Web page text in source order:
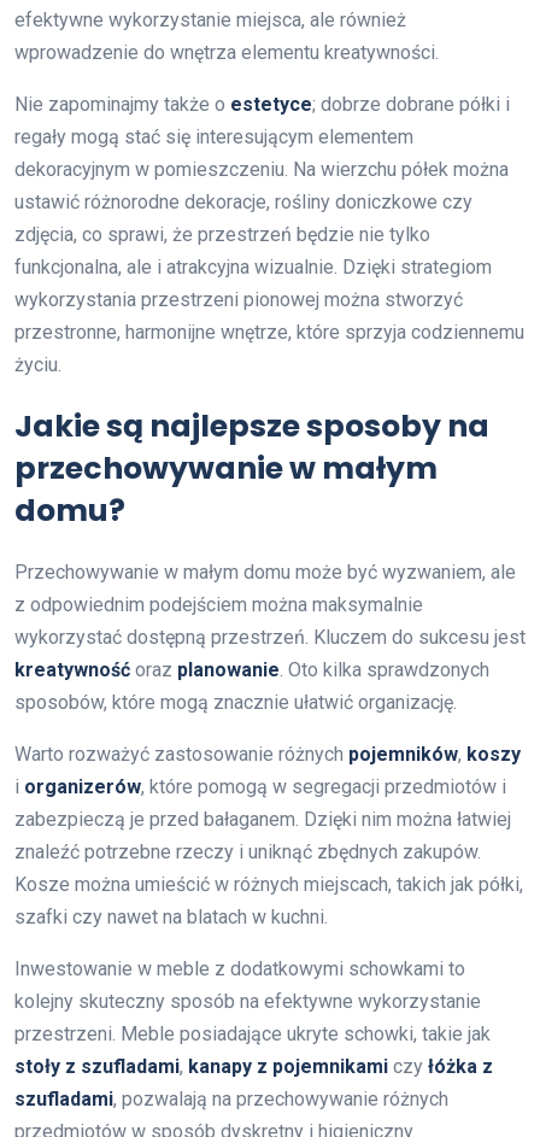
efektywne wykorzystanie miejsca, ale również
wprowadzenie do wnętrza elementu kreatywności.
Nie zapominajmy także o estetyce; dobrze dobrane półki i
regały mogą stać się interesującym elementem
dekoracyjnym w pomieszczeniu. Na wierzchu półek można
ustawić różnorodne dekoracje, rośliny doniczkowe czy
zdjęcia, co sprawi, że przestrzeń będzie nie tylko
funkcjonalna, ale i atrakcyjna wizualnie. Dzięki strategiom
wykorzystania przestrzeni pionowej można stworzyć
przestronne, harmonijne wnętrze, które sprzyja codziennemu
życiu.
Jakie są najlepsze sposoby na
przechowywanie w małym
domu?
Przechowywanie w małym domu może być wyzwaniem, ale
z odpowiednim podejściem można maksymalnie
wykorzystać dostępną przestrzeń. Kluczem do sukcesu jest
kreatywność oraz planowanie . Oto kilka sprawdzonych
sposobów, które mogą znacznie ułatwić organizację.
Warto rozważyć zastosowanie różnych pojemników, koszy
i organizerów, które pomogą w segregacji przedmiotów i
zabezpieczą je przed bałaganem. Dzięki nim można łatwiej
znaleźć potrzebne rzeczy i uniknąć zbędnych zakupów.
Kosze można umieścić w różnych miejscach, takich jak półki,
szafki czy nawet na blatach w kuchni.
Inwestowanie w meble z dodatkowymi schowkami to
kolejny skuteczny sposób na efektywne wykorzystanie
przestrzeni. Meble posiadające ukryte schowki, takie jak
stoły z szufladami, kanapy z pojemnikami czy łóżka z
szufladami, pozwalają na przechowywanie różnych
przedmiotów w sposób dyskretny i higieniczny.